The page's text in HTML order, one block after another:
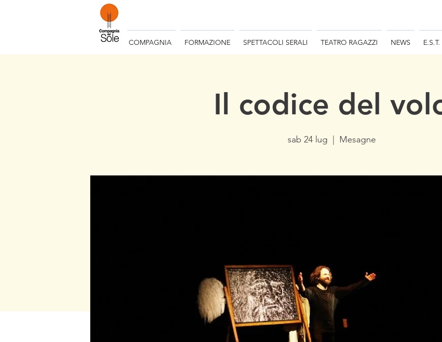
COMPAGNIA FORMAZIONE SPETTACOLI SERALI TEATRO RAGAZZI NEWS
Il codice del
sab 24 lug Mesagne